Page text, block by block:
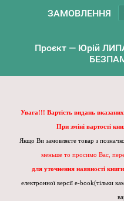
ЗАМОВЛЕННЯ
Проєкт — Юрій
Увага!!! Вартість видань
При зміні вартості
Якщо Ви замовляєте товар з
меньше то просимо Вас,
для уточнення наявності книги
електронної версії e-book(тільки